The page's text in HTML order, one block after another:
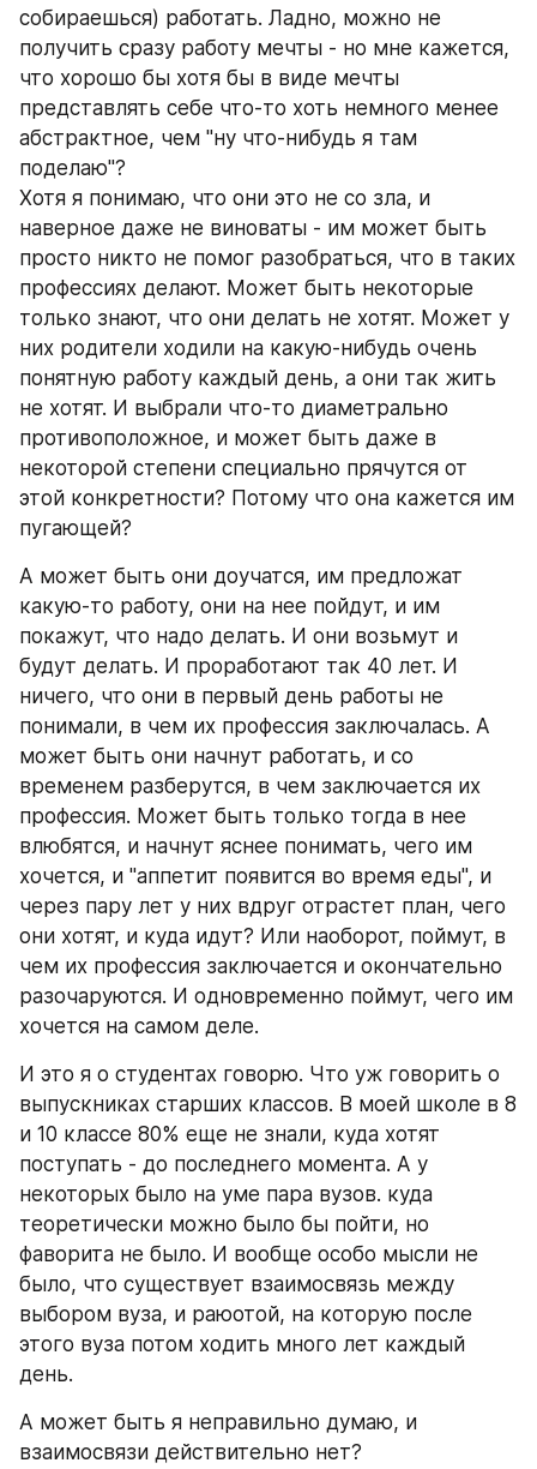
собираешься) работать. Ладно, можно не
получить сразу работу мечты - но мне кажется,
что хорошо бы хотя бы в виде мечты
представлять себе что-то хоть немного менее
абстрактное, чем "ну что-нибудь я там
поделаю"?
Хотя я понимаю, что они это не со зла, и
наверное даже не виноваты - им может быть
просто никто не помог разобраться, что в таких
профессиях делают. Может быть некоторые
только знают, что они делать не хотят. Может у
них родители ходили на какую-нибудь очень
понятную работу каждый день, а они так жить
не хотят. И выбрали что-то диаметрально
противоположное, и может быть даже в
некоторой степени специально прячутся от
этой конкретности? Потому что она кажется им
пугающей?
А может быть они доучатся, им предложат
какую-то работу, они на нее пойдут, и им
покажут, что надо делать. И они возьмут и
будут делать. И проработают так 40 лет. И
ничего, что они в первый день работы не
понимали, в чем их профессия заключалась. А
может быть они начнут работать, и со
временем разберутся, в чем заключается их
профессия. Может быть только тогда в нее
влюбятся, и начнут яснее понимать, чего им
хочется, и "аппетит появится во время еды", и
через пару лет у них вдруг отрастет план, чего
они хотят, и куда идут? Или наоборот, поймут, в
чем их профессия заключается и окончательно
разочаруются. И одновременно поймут, чего им
хочется на самом деле.
И это я о студентах говорю. Что уж говорить о
выпускниках старших классов. В моей школе в 8
и 10 классе 80% еще не знали, куда хотят
поступать - до последнего момента. А у
некоторых было на уме пара вузов. куда
теоретически можно было бы пойти, но
фаворита не было. И вообще особо мысли не
было, что существует взаимосвязь между
выбором вуза, и раюотой, на которую после
этого вуза потом ходить много лет каждый
день.
А может быть я неправильно думаю, и
взаимосвязи действительно нет?